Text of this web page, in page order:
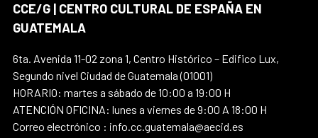
CCE/G | CENTRO CULTURAL DE ESPAÑA EN
GUATEMALA
6ta. Avenida 11-02 zona 1, Centro Histórico – Edifico Lux,
Segundo nivel Ciudad de Guatemala (01001)
HORARIO: martes a sábado de 10:00 a 19:00 H
ATENCIÓN OFICINA: lunes a viernes de 9:00 A 18:00 H
Correo electrónico : info.cc.guatemala@aecid.es